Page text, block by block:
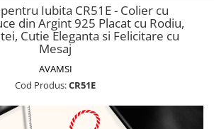
DAMA
BARBATIIubita CR51E - Colier cu
din Argint 925 Placat cu Rodiu,
Cutie Eleganta si Felicitare cu
Mesaj
AVAMSI
Cod Produs:CR51E